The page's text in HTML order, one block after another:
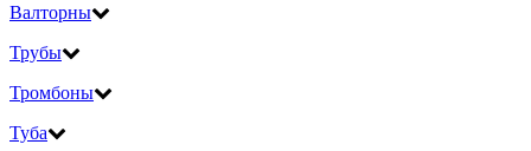
Валторны
Трубы
Тромбоны
Туба